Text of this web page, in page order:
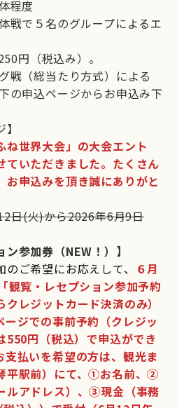
程度
戦で５名のグループによるエ
円（税込み）。
戦（総当たり方式）による
の申込ページからお申込み下
ね世界大会」の大会エント
ていただきました。たくさん
お申込みを頂き誠にありがと
(火)から2026年6月9日
ン参加券（NEW！）】
ご希望にお応えして、 ６月
観覧・レセプション参加予約
レジットカード決済のみ）
ジでの事前予約（クレジッ
550円（税込）で申込ができ
支払いを希望の方は、観光ま
平駅前）にて、➀お名前、②
ルアドレス）、➂現金（事務